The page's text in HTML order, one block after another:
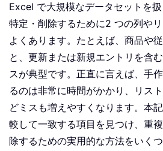
Excel で大規模なデータセットを
特定・削除するために2 つの列や
よくあります。たとえば、商品や
と、更新または新規エントリを含
スが典型です。正直に言えば、手
るのは非常に時間がかかり、リス
どミスも増えやすくなります。本
較して一致する項目を見つけ、重
除するための実用的な方法をいく